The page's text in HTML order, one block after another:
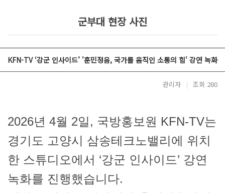
세종여민관
군부대 현장 사진
KFN-TV ‘강군 인사이드’ '훈민정음, 국가를 움직인 소통의 힘' 강연 녹화
관리자 | 조회 280
2026년 4월 2일, 국방홍보원 KFN-TV는
경기도 고양시 삼송테크노밸리에 위치
한 스튜디오에서 ‘강군 인사이드’ 강연
녹화를 진행했습니다.